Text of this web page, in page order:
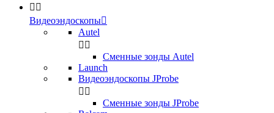
 
Видеоэндоскопы
Autel
 
Сменные зонды Autel
Launch
Видеоэндоскопы JProbe
 
Сменные зонды JProbe